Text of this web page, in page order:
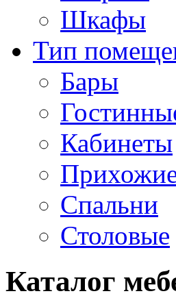
Шкафы
Тип
Бары
Кабинеты
Спальни
Столовые
Каталог